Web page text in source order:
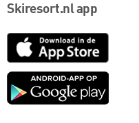
Skiresort.nl app
App
Google